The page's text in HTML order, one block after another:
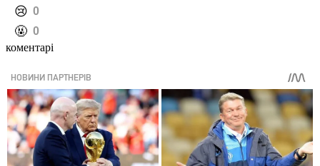
️😢 0
️🤬 0
коментарі